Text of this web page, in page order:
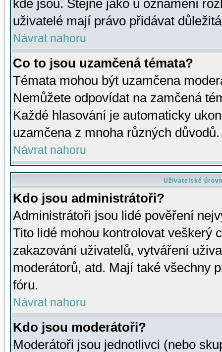
kde jsou. Stejně jako u oznámení
uživatelé mají právo přidávat
Návrat nahoru
Co to jsou uzamčená témata?
Témata mohou být uzamčena
Nemůžete odpovídat na zamčená
Každé hlasování je automaticky
uzamčena z mnoha různých důvodů.
Návrat nahoru
Uživatelské
Kdo jsou administrátoři?
Administrátoři jsou lidé pověření
Tito lidé mohou kontrolovat veškerý
zakazování uživatelů, vytváření
moderátorů, atd. Mají také všechny
fóru.
Návrat nahoru
Kdo jsou moderátoři?
Moderátoři jsou jednotlivci (nebo